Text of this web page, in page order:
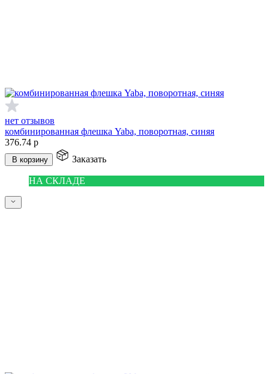
нет отзывов
комбинированная флешка Yaba, поворотная, синяя
376.74 р
В корзину Заказать
НА СКЛАДЕ